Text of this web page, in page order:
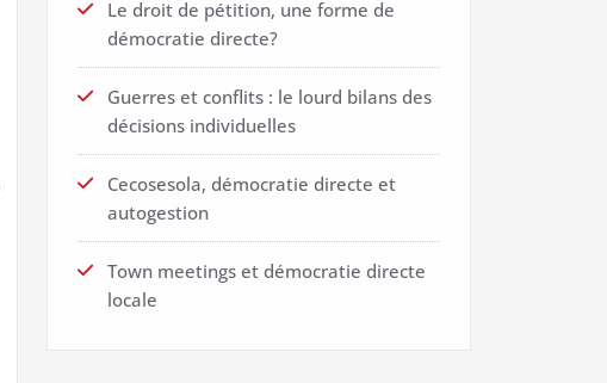
Le droit de pétition, une forme de
démocratie directe?
Guerres et conflits : le lourd bilans des
décisions individuelles
Cecosesola, démocratie directe et
autogestion
Town meetings et démocratie directe
locale